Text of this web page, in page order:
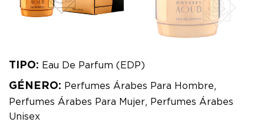
TIPO: Eau De Parfum (EDP)
GÉNERO: Perfumes Árabes Para Hombre,
Perfumes Árabes Para Mujer, Perfumes Árabes
Unisex